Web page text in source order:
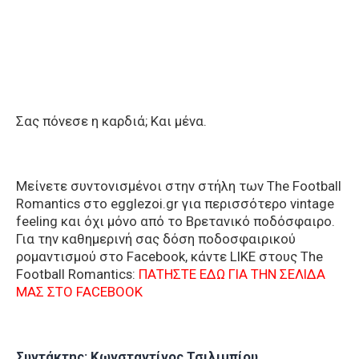
Σας πόνεσε η καρδιά; Και μένα.
Μείνετε συντονισμένοι στην στήλη των The Football
Romantics στο egglezoi.gr για περισσότερο vintage
feeling και όχι μόνο από το Βρετανικό ποδόσφαιρο.
Για την καθημερινή σας δόση ποδοσφαιρικού
ρομαντισμού στο Facebook, κάντε LIKE στους The
Football Romantics: ΠΑΤΗΣΤΕ ΕΔΩ ΓΙΑ ΤΗΝ ΣΕΛΙΔΑ
ΜΑΣ ΣΤΟ FACEBOOK